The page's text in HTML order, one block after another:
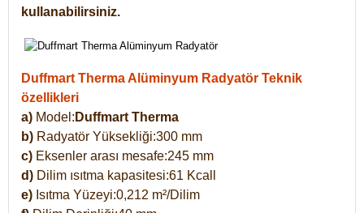
kullanabilirsiniz.
Duffmart Therma Alüminyum Radyatör Teknik
özellikleri
a) Model: Duffmart Therma
b) Radyatör Yüksekliği:300 mm
c) Eksenler arası mesafe:245 mm
d) Dilim ısıtma kapasitesi:61 Kcall
e) Isıtma Yüzeyi:0,212 m²/Dilim